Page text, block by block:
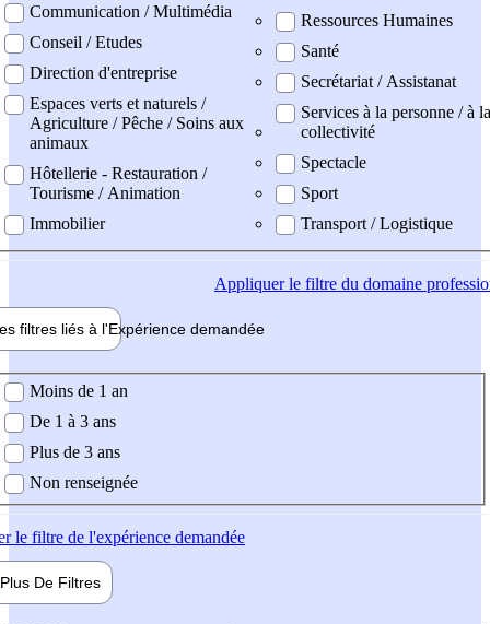
Communication / Multimédia
Conseil / Etudes
Direction d'entreprise
Espaces verts et naturels /
Agriculture / Pêche / Soins aux
animaux
Hôtellerie - Restauration /
Tourisme / Animation
Immobilier
Ressources Humaines
Santé
Secrétariat / Assistanat
Services à la personne / à la
collectivité
Spectacle
Sport
Transport / Logistique
Appliquerle filtre du domaine
filtres liés à l'Expérience demandée
demandée
Moins de 1 an
De 1 à 3 ans
Plus de 3 ans
Non renseignée
le filtre de l'expérience demandée
Plus De Filtres